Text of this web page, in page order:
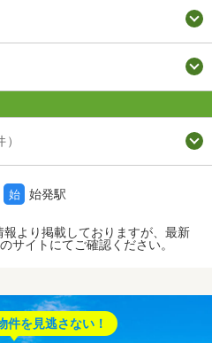
）
始 始発駅
より掲載しておりますが、最新
サイトにてご確認ください。
件を見逃さない！